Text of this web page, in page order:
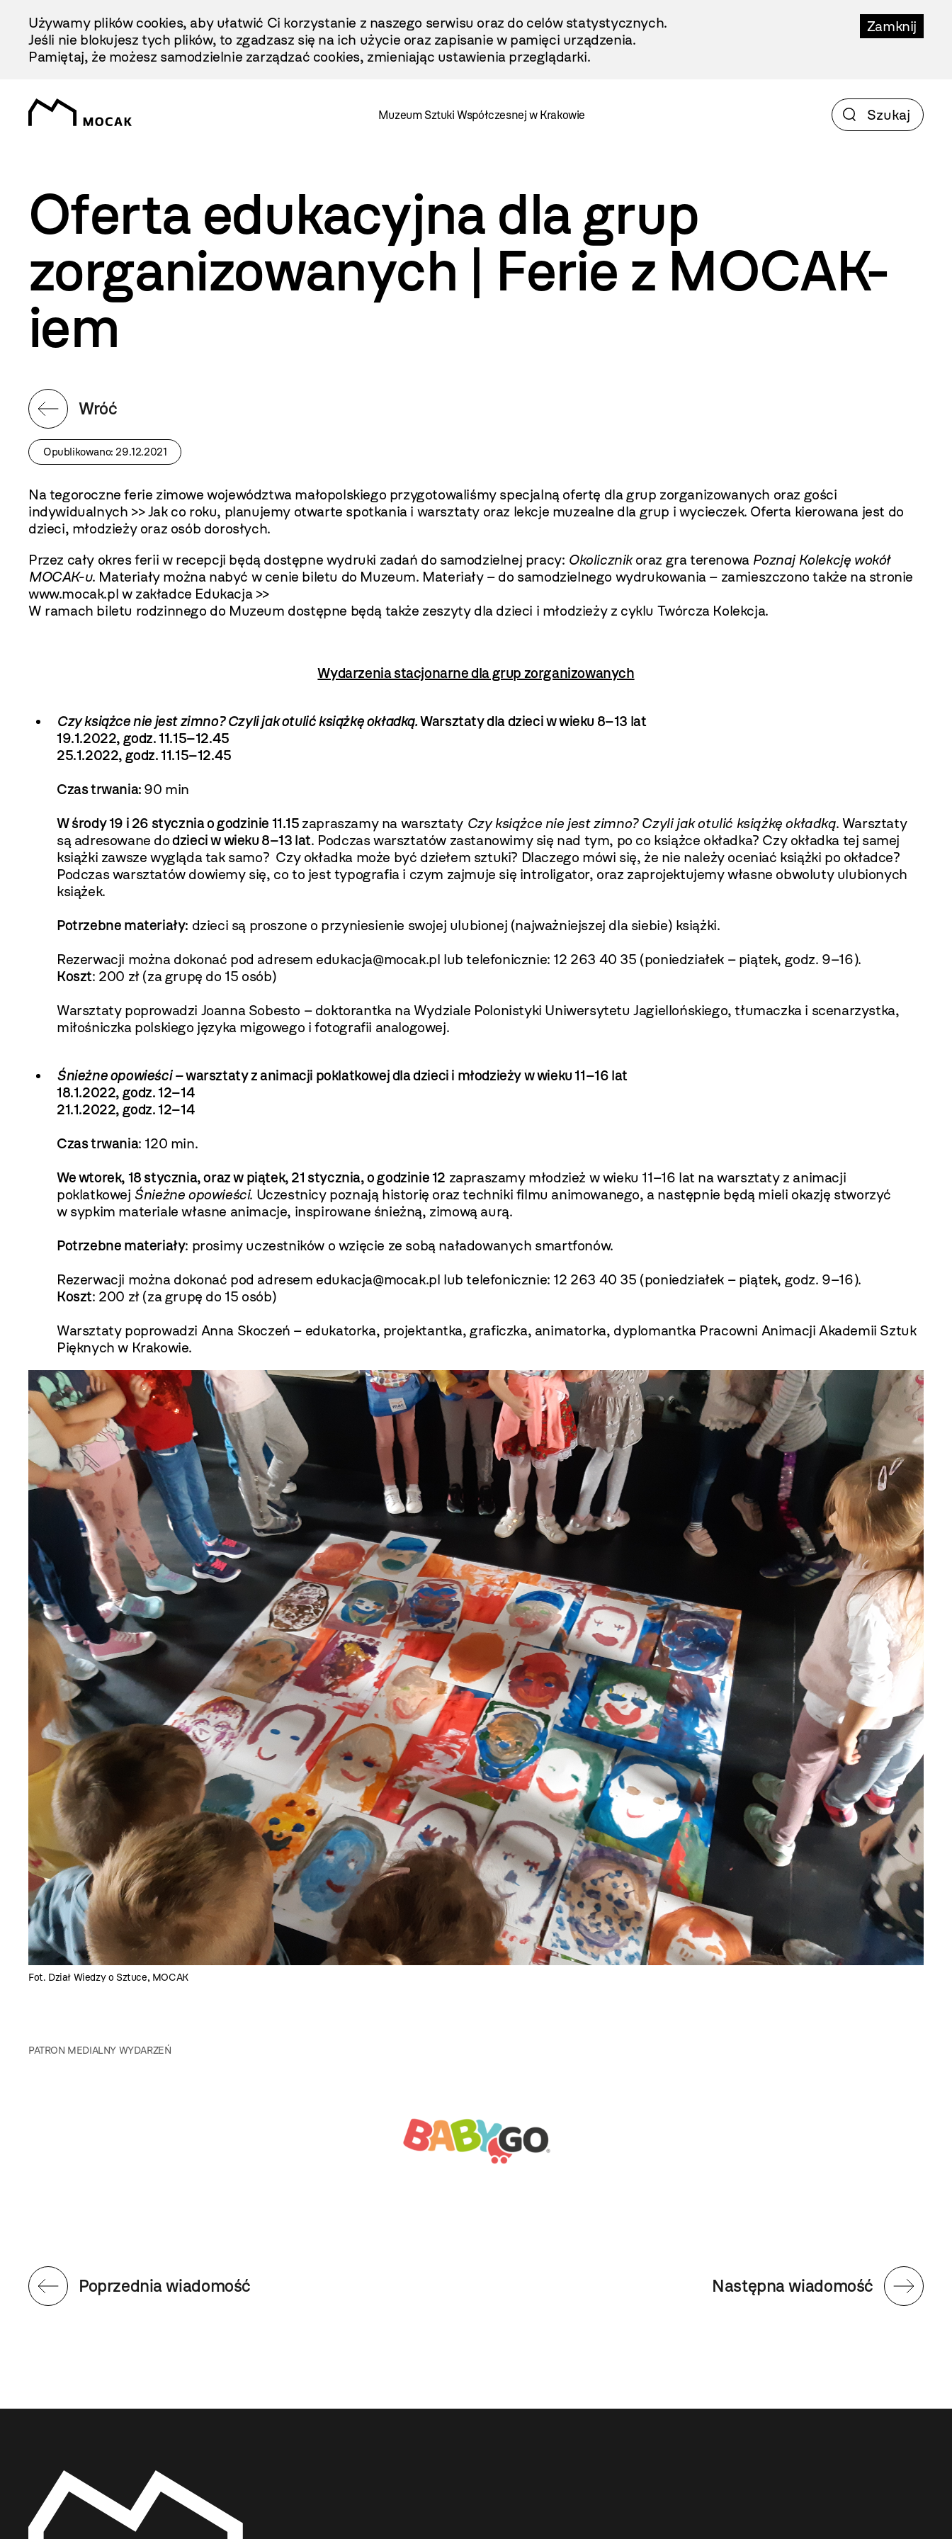
Treści
Zamknij
Używamy plików cookies, aby ułatwić Ci korzystanie z naszego serwisu oraz do celów statystycznych.
Jeśli nie blokujesz tych plików, to zgadzasz się na ich użycie oraz zapisanie w pamięci urządzenia.
Pamiętaj, że możesz samodzielnie zarządzać cookies, zmieniając ustawienia przeglądarki.
Muzeum Sztuki Współczesnej w Krakowie
Oferta edukacyjna dla grup
zorganizowanych | Ferie z MOCAK-
iem
Wróć
Opublikowano: 29.12.2021
Na tegoroczne ferie zimowe województwa małopolskiego przygotowaliśmy specjalną ofertę dla grup zorganizowanych oraz gości
indywidualnych >>Jak co roku, planujemy otwarte spotkania i warsztaty oraz lekcje muzealne dla grup i wycieczek. Oferta kierowana jest do
dzieci, młodzieży oraz osób dorosłych.
Przez cały okres ferii w recepcji będą dostępne wydruki zadań do samodzielnej pracy: Okolicznikoraz gra terenowa Poznaj Kolekcję wokół
MOCAK-u. Materiały można nabyć w cenie biletu do Muzeum. Materiały – do samodzielnego wydrukowania – zamieszczono także na stronie
www.mocak.pl w zakładce Edukacja >>
W ramach biletu rodzinnego do Muzeum dostępne będą także zeszyty dla dzieci i młodzieży z cyklu Twórcza Kolekcja.
Wydarzenia stacjonarne dla grup zorganizowanych
Czy książce nie jest zimno? Czyli jak otulić książkę okładką.Warsztaty dla dzieci w wieku 8–13 lat
19.1.2022, godz. 11.15–12.45
25.1.2022, godz. 11.15–12.45
Czas trwania: 90 min
W środy 19 i 26 stycznia o godzinie 11.15 zapraszamy na warsztaty Czy książce nie jest zimno? Czyli jak otulić książkę okładką. Warsztaty
są adresowane dodzieci w wieku 8–13 lat. Podczas warsztatów zastanowimy się nad tym, po co książce okładka? Czy okładka tej samej
książki zawsze wygląda tak samo? Czy okładka może być dziełem sztuki? Dlaczego mówi się, że nie należy oceniać książki po okładce?
Podczas warsztatów dowiemy się, co to jest typografia i czym zajmuje się introligator, oraz zaprojektujemy własne obwoluty ulubionych
książek.
Potrzebne materiały: dzieci są proszone o przyniesienie swojej ulubionej (najważniejszej dla siebie) książki.
Rezerwacji można dokonać pod adresem edukacja@mocak.pl lub telefonicznie: 12 263 40 35 (poniedziałek – piątek, godz. 9–16).
Koszt: 200 zł (za grupę do 15 osób)
Warsztaty poprowadzi Joanna Sobesto – doktorantka na Wydziale Polonistyki Uniwersytetu Jagiellońskiego, tłumaczka i scenarzystka,
miłośniczka polskiego języka migowego i fotografii analogowej.
Śnieżne opowieści –warsztaty z animacji poklatkowej dla dzieci i młodzieży w wieku 11–16 lat
18.1.2022, godz. 12–14
21.1.2022, godz. 12–14
Czas trwania: 120 min.
We wtorek, 18 stycznia, oraz w piątek, 21 stycznia, o godzinie 12 zapraszamy młodzież w wieku 11–16 lat na warsztaty z animacji
poklatkowej Śnieżne opowieści. Uczestnicy poznają historię oraz techniki filmu animowanego, a następnie będą mieli okazję stworzyć
w sypkim materiale własne animacje, inspirowane śnieżną, zimową aurą.
Potrzebne materiały: prosimy uczestników o wzięcie ze sobą naładowanych smartfonów.
Rezerwacji można dokonać pod adresem edukacja@mocak.pl lub telefonicznie: 12 263 40 35 (poniedziałek – piątek, godz. 9–16).
Koszt: 200 zł (za grupę do 15 osób)
Warsztaty poprowadzi Anna Skoczeń – edukatorka, projektantka, graficzka, animatorka, dyplomantka Pracowni Animacji Akademii Sztuk
Pięknych w Krakowie.
Fot. Dział Wiedzy o Sztuce, MOCAK
PATRON MEDIALNY WYDARZEŃ
Następna wiadomość
Poprzednia wiadomość